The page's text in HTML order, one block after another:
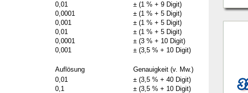
0,01
± (1 % + 9 Digit)
0,0001
± (1 % + 5 Digit)
0,001
± (1 % + 5 Digit)
0,01
± (1 % + 5 Digit)
0,0001
± (3 % + 10 Digit)
0,001
± (3,5 % + 10 Digit)
Auflösung
Genauigkeit (v. Mw.)
0,01
± (3,5 % + 40 Digit)
0,1
± (3,5 % + 10 Digit)